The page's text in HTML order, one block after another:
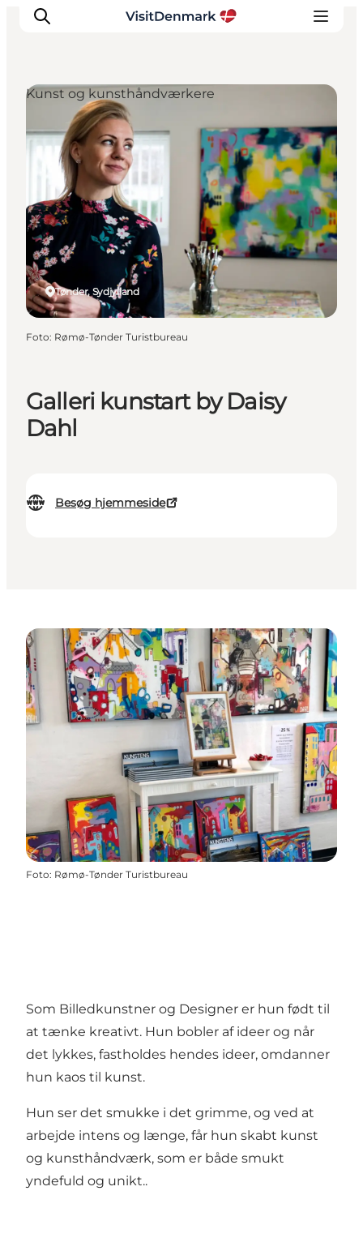
Inspiration
Destinationer
Oplevelser
Overnatning
Planlæg ferien
Galleri kunstart by Daisy
Dahl
Besøg hjemmeside
Tønder, Sydjylland
Kunst og kunsthåndværkere
Foto: Rømø-Tønder Turistbureau
Foto: Rømø-Tønder Turistbureau
Som Billedkunstner og Designer er hun født til
at tænke kreativt. Hun bobler af ideer og når
det lykkes, fastholdes hendes ideer, omdanner
hun kaos til kunst.
Hun ser det smukke i det grimme, og ved at
arbejde intens og længe, får hun skabt kunst
og kunsthåndværk, som er både smukt
yndefuld og unikt..